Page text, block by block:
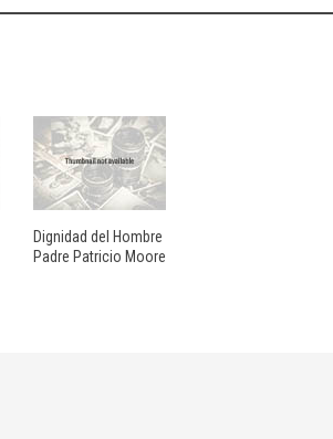
Dignidad del Hombre
Padre Patricio Moore